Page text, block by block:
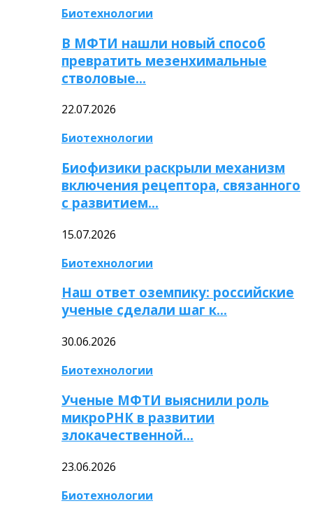
Биотехнологии
В МФТИ нашли новый способ
превратить мезенхимальные
стволовые…
22.07.2026
Биотехнологии
Биофизики раскрыли механизм
включения рецептора, связанного
с развитием…
15.07.2026
Биотехнологии
Наш ответ оземпику: российские
ученые сделали шаг к…
30.06.2026
Биотехнологии
Ученые МФТИ выяснили роль
микроРНК в развитии
злокачественной…
23.06.2026
Биотехнологии